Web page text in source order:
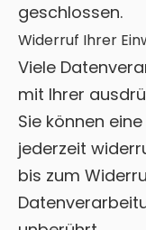
geschlossen.
Widerruf Ihrer
Viele
mit Ihrer
Sie können
jederzeit
bis zum